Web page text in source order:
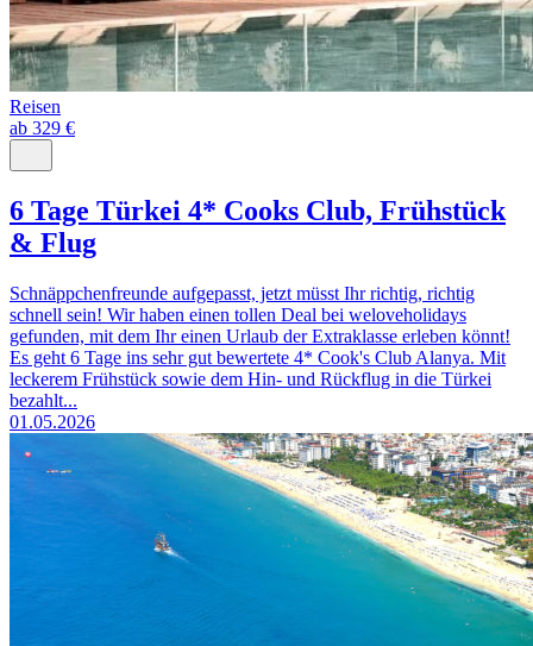
Reisen
ab 329 €
6 Tage Türkei 4* Cooks Club, Frühstück
& Flug
Schnäppchenfreunde aufgepasst, jetzt müsst Ihr richtig, richtig
schnell sein! Wir haben einen tollen Deal bei weloveholidays
gefunden, mit dem Ihr einen Urlaub der Extraklasse erleben könnt!
Es geht 6 Tage ins sehr gut bewertete 4* Cook's Club Alanya. Mit
leckerem Frühstück sowie dem Hin- und Rückflug in die Türkei
bezahlt...
01.05.2026